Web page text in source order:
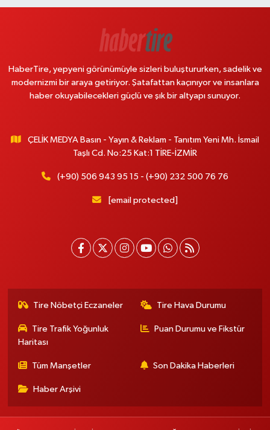
HaberTire, yepyeni görünümüyle sizleri buluştururken, sadelik ve
modernizmi bir araya getiriyor. Şatafattan kaçınıyor ve insanlara
haber okuyabilecekleri güçlü ve şık bir altyapı sunuyor.
ÇELİK MEDYA Basın - Yayın & Reklam - Tanıtım Yeni Mh. İsmail
Taşlı Cd. No:25 Kat:1 TİRE-İZMİR
(+90) 506 943 95 15 - (+90) 232 500 76 76
[email protected]
Tire Nöbetçi Eczaneler Tire Hava Durumu
Tire Trafik Yoğunluk
Haritası
Puan Durumu ve Fikstür
Tüm Manşetler Son Dakika Haberleri
Haber Arşivi